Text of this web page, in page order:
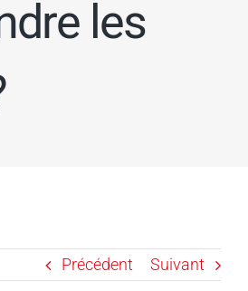
les
Précédent Suivant